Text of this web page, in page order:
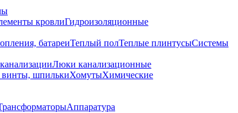
кровлиГидроизоляционные
батареиТеплый полТеплые плинтусыСистемы
Люки канализационные
винты, шпилькиХомутыХимические
Аппаратура